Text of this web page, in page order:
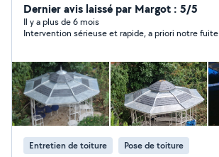
canadien etc Isolation par l extérieur,
verre, de bois de roche, actis multi
Revêtement ossature, bois, aluminium,
Dernier avis laissé par Margot : 5/5
Il y a plus de 6 mois
Intervention sérieuse et rapide, a
Entretien de toiture Pose de toiture